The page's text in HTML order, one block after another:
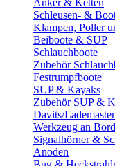
Anker & Ketten
Schleusen- &
Klampen, Poller
Beiboote & SUP
Schlauchboote
Zubehör
Festrumpfboote
SUP & Kayaks
Zubehör SUP &
Davits/
Werkzeug an Bord
Signalhörner &
Anoden